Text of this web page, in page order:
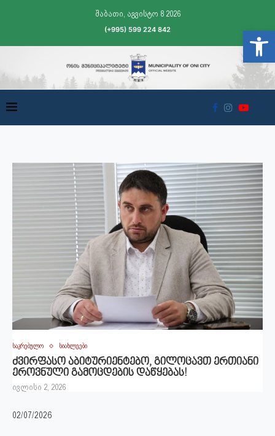
შაბათი, აგვისტო 8 2026
(+995) 599 224 842
საკრებულო სიახლეები
ძვირფასო აბიტურიენტებო, გილოცავთ ერთიანი
ეროვნული გამოცდების დაწყებას!
ივლისი 2, 2026
02/07/2026